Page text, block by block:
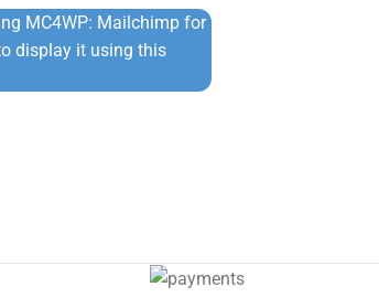
MC4WP: Mailchimp for
display it using this